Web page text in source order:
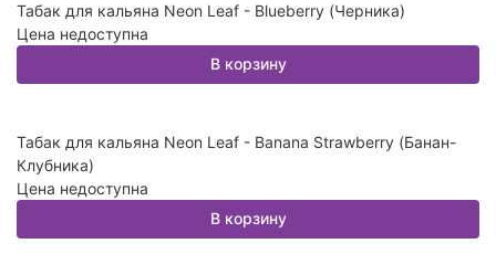
Табак для кальяна Neon Leaf - Blueberry (Черника)
Цена недоступна
В корзину
Табак для кальяна Neon Leaf - Banana Strawberry (Банан-
Клубника)
Цена недоступна
В корзину